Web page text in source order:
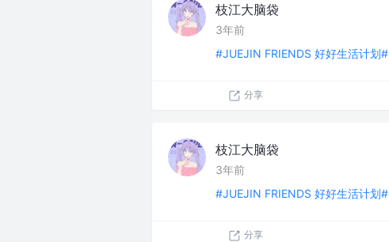
枝江大脑袋
3年前
#JUEJIN FRIENDS 好好生活计划#
分享
枝江大脑袋
3年前
#JUEJIN FRIENDS 好好生活计划#
分享